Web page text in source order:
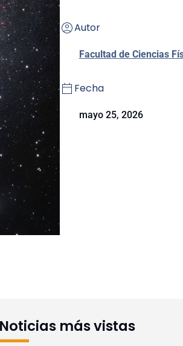
Autor
Facultad de Ciencias
Fecha
mayo 25, 2026
Noticias más vistas